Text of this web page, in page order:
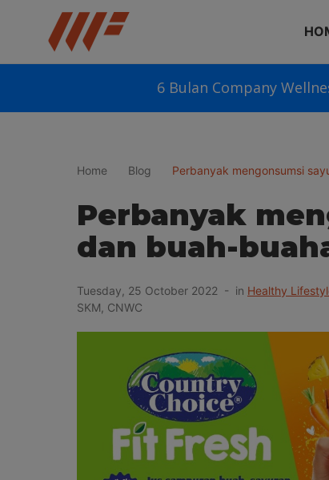
6 Bulan Company
Home Blog Perbanyak mengonsumsi
Perbanyak
dan buah-
Tuesday, 25 October 2022 - in Healthy
SKM, CNWC